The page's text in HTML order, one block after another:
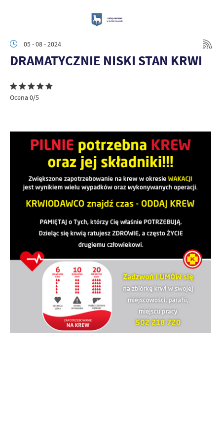
05 - 08 - 2024
DRAMATYCZNIE NISKI STAN KRWI
Ocena 0/5